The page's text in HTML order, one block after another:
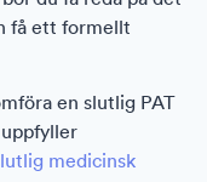
få ett formellt
en slutlig PAT
medicinsk